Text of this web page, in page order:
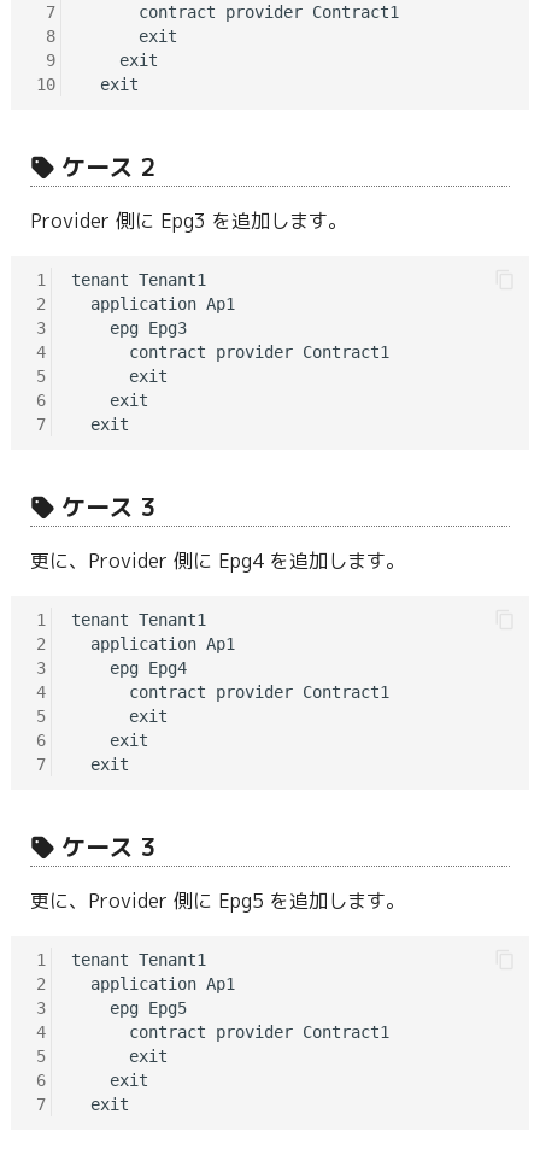
7
8
9
10
      contract provider Contract1
      exit
    exit
ケース 2
Provider 側に Epg3 を追加します。
1
2
3
4
5
6
7
tenant Tenant1
  application Ap1
    epg Epg3
      contract provider Contract1
      exit
    exit
ケース 3
更に、Provider 側に Epg4 を追加します。
1
2
3
4
5
6
7
tenant Tenant1
  application Ap1
    epg Epg4
      contract provider Contract1
      exit
    exit
ケース 3
更に、Provider 側に Epg5 を追加します。
1
2
3
4
5
6
7
tenant Tenant1
  application Ap1
    epg Epg5
      contract provider Contract1
      exit
    exit